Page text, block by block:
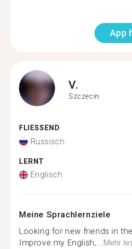
App
V.
Szczecin
FLIESSEND
Russisch
LERNT
Englisch
Meine Sprachlernziele
Looking for new friends in
Improve my English,...Mehr